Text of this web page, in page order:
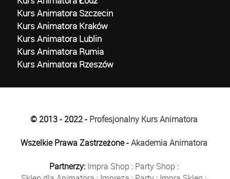
Kurs Animatora Szczecin
Kurs Animatora Kraków
Kurs Animatora Lublin
Kurs Animatora Rumia
Kurs Animatora Rzeszów
© 2013 - 2022 - Profesjonalny Kurs Animatora
Wszelkie Prawa Zastrzeżone -Akademia Animatora
Partnerzy: Impra Shop : Party Shop :